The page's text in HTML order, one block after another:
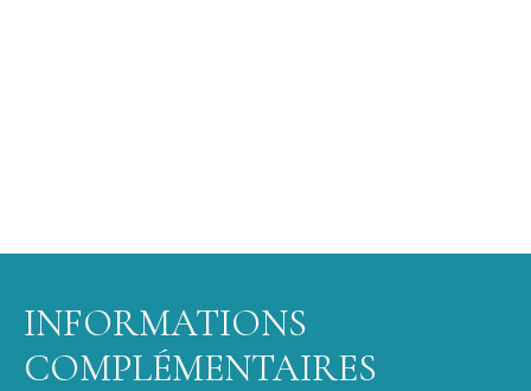
INFORMATIONS
COMPLÉMENTAIRES